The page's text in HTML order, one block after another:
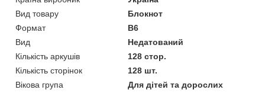
Вид товару
Блокнот
Формат
B6
Вид
Недатований
Кількість аркушів
128 стор.
Кількість сторінок
128 шт.
Вікова група
Для дітей та дорослих